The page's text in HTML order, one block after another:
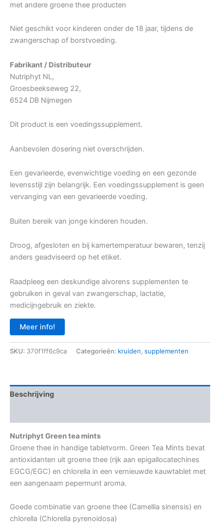
met andere groene thee producten
Niet geschikt voor kinderen onder de 18 jaar, tijdens de
zwangerschap of borstvoeding.
Fabrikant / Distributeur
Nutriphyt NL,
Groesbeekseweg 22,
6524 DB Nijmegen
Dit product is een voedingssupplement.
Aanbevolen dosering niet overschrijden.
Een gevarieerde, evenwichtige voeding en een gezonde
levensstijl zijn belangrijk. Een voedingssupplement is geen
vervanging van een gevarieerde voeding.
Buiten bereik van jonge kinderen houden.
Droog, afgesloten en bij kamertemperatuur bewaren, tenzij
anders geadviseerd op het etiket.
Raadpleeg een deskundige alvorens supplementen te
gebruiken in geval van zwangerschap, lactatie,
medicijngebruik en ziekte.
Meer info!
SKU: 370f1ff6c9ca Categorieën: kruiden, supplementen
Beschrijving
Nutriphyt Green tea mints
Groene thee in handige tabletvorm. Green Tea Mints bevat
antioxidanten uit groene thee (rijk aan epigallocatechines
EGCG/EGC) en chlorella in een vernieuwde kauwtablet met
een aangenaam pepermunt aroma.
Goede combinatie van groene thee (Camellia sinensis) en
chlorella (Chlorella pyrenoidosa)